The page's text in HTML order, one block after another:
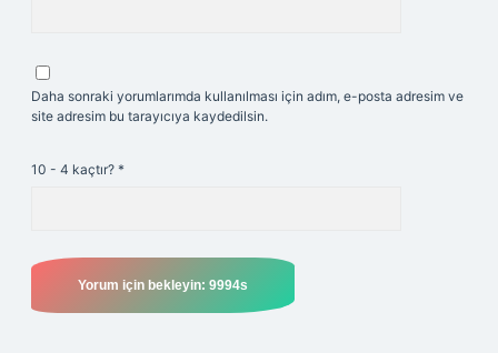
Daha sonraki yorumlarımda kullanılması için adım, e-posta adresim ve
site adresim bu tarayıcıya kaydedilsin.
10 - 4 kaçtır? *